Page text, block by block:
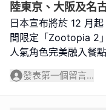
陸東京、大阪及名
日本宣布將於 12 月
間限定「Zootopia 2
人氣角色完美融入餐
發表第一個留言...